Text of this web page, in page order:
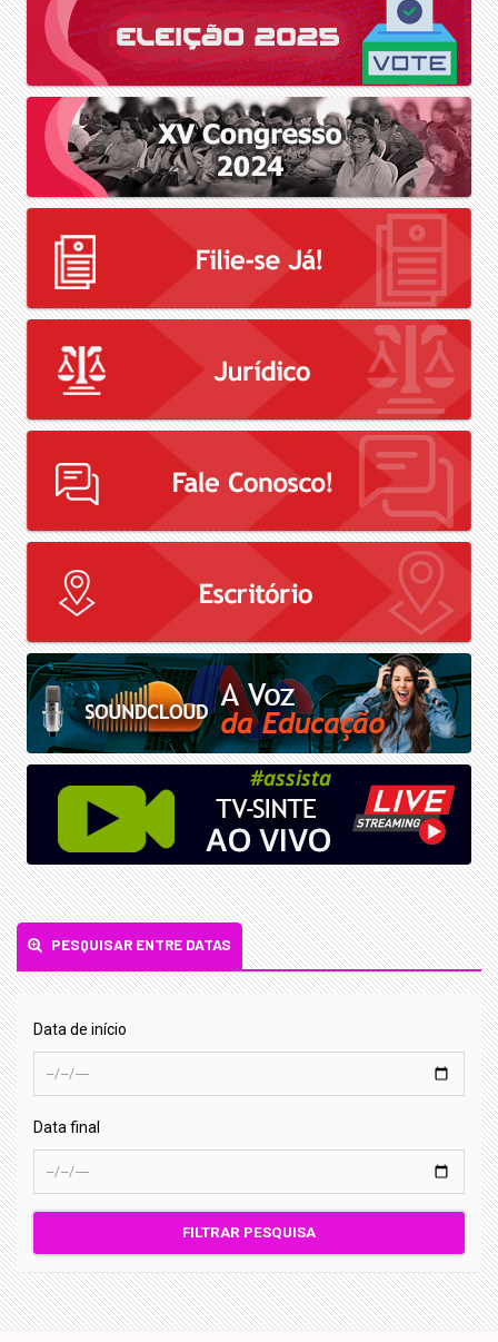
PESQUISAR ENTRE DATAS
Data de início
Data final
FILTRAR PESQUISA